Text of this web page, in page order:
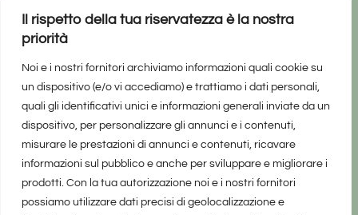
Il rispetto della tua riservatezza è la nostra
priorità
Noi e i nostri fornitori archiviamo informazioni quali cookie su
un dispositivo (e/o vi accediamo) e trattiamo i dati personali,
quali gli identificativi unici e informazioni generali inviate da un
dispositivo, per personalizzare gli annunci e i contenuti,
misurare le prestazioni di annunci e contenuti, ricavare
informazioni sul pubblico e anche per sviluppare e migliorare i
prodotti. Con la tua autorizzazione noi e i nostri fornitori
possiamo utilizzare dati precisi di geolocalizzazione e